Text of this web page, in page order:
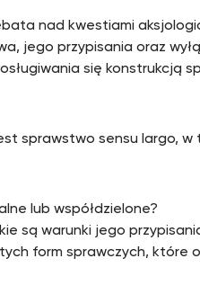
nad kwestiami
jego przypisania oraz
się konstrukcją
sprawstwo sensu largo, w
lub współdzielone?
są warunki jego
form sprawczych, które